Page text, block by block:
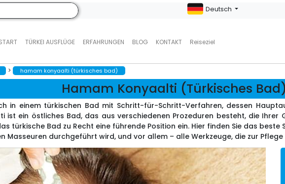
TÜRKEI AUSFLÜGE ERFAHRUNGEN BLOG KONTAKT Reiseziel
Deutsch
> hamam konyaalti (türkisches bad)
Hamam Konyaalti (Türkisches Bad)
in einem türkischen Bad mit Schritt-für-Schritt-Verfahren, dessen
ist ein östliches Bad, das aus verschiedenen Prozeduren besteht, die Ihrer
türkische Bad zu Recht eine führende Position ein. Hier finden Sie das
Masseuren durchgeführt wird, und vor allem – alle Werkzeuge, die zur